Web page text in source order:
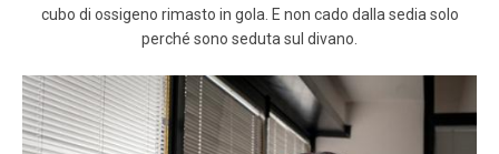
PHOTOGALLERY
CLASSIFICHE
CONTATTI
cubo di ossigeno rimasto in gola. E non cado dalla sedia solo
perché sono seduta sul divano.